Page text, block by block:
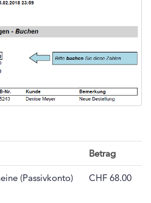
Betrag
(Passivkonto) CHF 68.00